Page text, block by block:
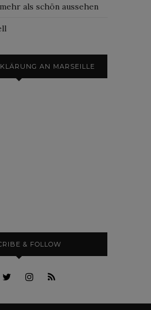
als schön aussehen
AN MARSEILLE
& FOLLOW